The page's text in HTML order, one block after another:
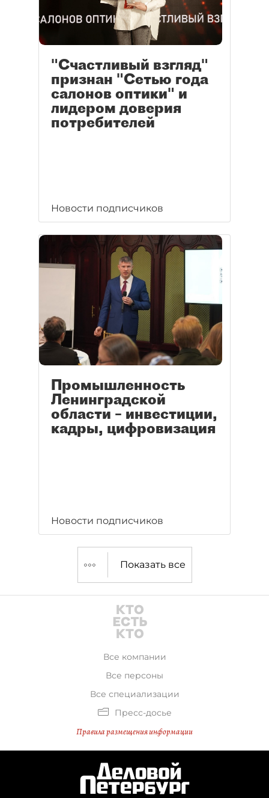
"Счастливый взгляд"
признан "Сетью года
салонов оптики" и
лидером доверия
потребителей
Новости подписчиков
Промышленность
Ленинградской
области – инвестиции,
кадры, цифровизация
Новости подписчиков
Показать все
Все компании
Все персоны
Все специализации
Пресс-досье
Правила размещения информации